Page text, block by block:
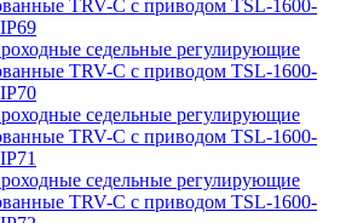
TRV-С с приводом TSL-1600-
седельные регулирующие
TRV-С с приводом TSL-1600-
седельные регулирующие
TRV-С с приводом TSL-1600-
седельные регулирующие
TRV-С с приводом TSL-1600-